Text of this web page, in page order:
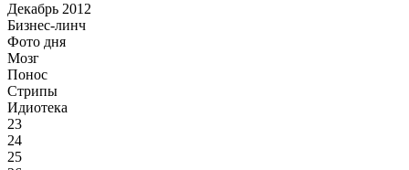
Декабрь 2012
Бизнес-линч
Фото дня
Мозг
Понос
Стрипы
Идиотека
23
24
25